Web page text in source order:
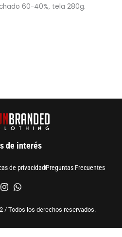
60-40%, tela 280g.
de interés
de privacidadPreguntas Frecuentes
/ Todos los derechos reservados.